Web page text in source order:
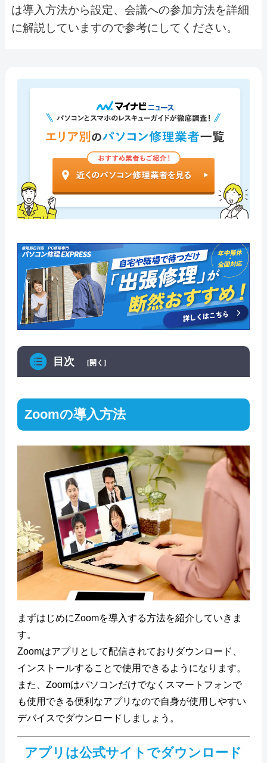
は導入方法から設定、会議への参加方法を詳細
に解説していますので参考にしてください。
目次 [開く]
Zoomの導入方法
まずはじめにZoomを導入する方法を紹介していきま
す。
Zoomはアプリとして配信されておりダウンロード、
インストールすることで使用できるようになります。
また、Zoomはパソコンだけでなくスマートフォンで
も使用できる便利なアプリなので自身が使用しやすい
デバイスでダウンロードしましょう。
アプリは公式サイトでダウンロード